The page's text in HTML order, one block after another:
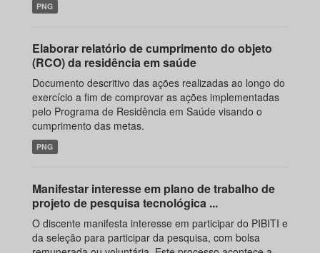
PNG
Elaborar relatório de cumprimento do objeto
(RCO) da residência em saúde
Documento descritivo das ações realizadas ao longo do
exercício a fim de comprovar as ações implementadas
pelo Programa de Residência em Saúde visando o
cumprimento das metas.
PNG
Manifestar interesse em plano de trabalho de
projeto de pesquisa tecnológica ...
O discente manifesta interesse em participar do PIBITI e
da seleção para participar da pesquisa, com bolsa